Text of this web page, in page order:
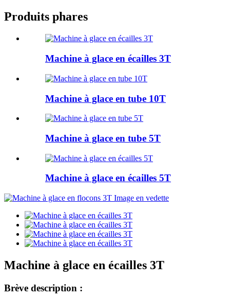
Produits phares
Machine à glace en écailles 3T
Machine à glace en tube 10T
Machine à glace en tube 5T
Machine à glace en écailles 5T
Machine à glace en écailles 3T
Brève description :